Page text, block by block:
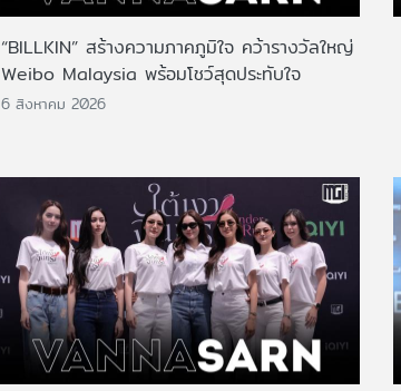
“BILLKIN” สร้างความภาคภูมิใจ คว้ารางวัลใหญ่
Weibo Malaysia พร้อมโชว์สุดประทับใจ
6 สิงหาคม 2026